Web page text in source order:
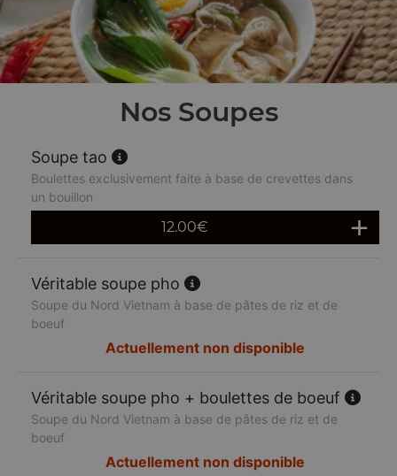
Nos Soupes
Soupe tao
Boulettes exclusivement faite à base de crevettes dans
un bouillon
12.00€
Véritable soupe pho
Soupe du Nord Vietnam à base de pâtes de riz et de
boeuf
Actuellement non disponible
Véritable soupe pho + boulettes de boeuf
Soupe du Nord Vietnam à base de pâtes de riz et de
boeuf
Actuellement non disponible